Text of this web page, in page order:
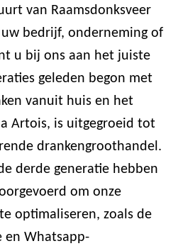
van Raamsdonksveer
bedrijf, onderneming of
u bij ons aan het juiste
geleden begon met
vanuit huis en het
Artois, is uitgegroeid tot
drankengroothandel.
derde generatie hebben
om onze
optimaliseren, zoals de
en Whatsapp-